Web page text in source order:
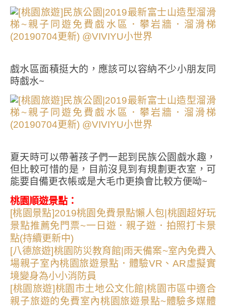
戲水區面積挺大的，應該可以容納不少小朋友同
時戲水~
夏天時可以帶著孩子們一起到民族公園戲水趣，
但比較可惜的是，目前沒見到有規劃更衣室，可
能要自備更衣帳或是大毛巾更換會比較方便呦~
桃園順遊景點：
[桃園景點]2019桃園免費景點懶人包|桃園超好玩
景點推薦免門票~一日遊．親子遊．拍照打卡景
點(持續更新中)
[八德旅遊]桃園防災教育館|雨天備案~室內免費入
場親子室內桃園旅遊景點．體驗VR、AR虛擬實
境變身為小小消防員
[桃園旅遊]桃園市土地公文化館|桃園市區中適合
親子旅遊的免費室內桃園旅遊景點~體驗多媒體